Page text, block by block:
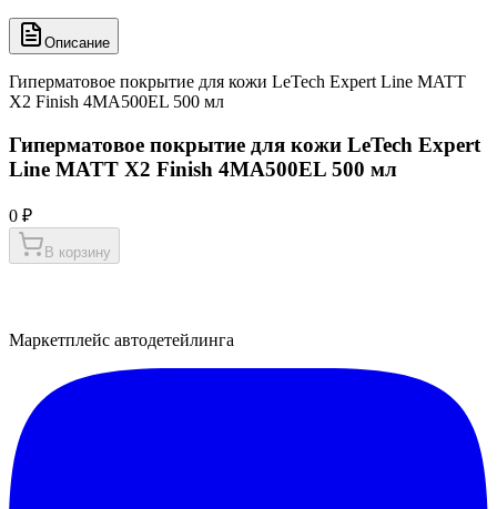
Описание
Гиперматовое покрытие для кожи LeTech Expert Line MATT
X2 Finish 4MA500EL 500 мл
Гиперматовое покрытие для кожи LeTech Expert
Line MATT X2 Finish 4MA500EL 500 мл
0 ₽
В корзину
Маркетплейс автодетейлинга